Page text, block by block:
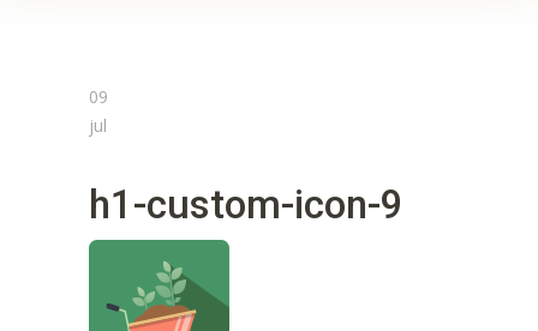
09
jul
h1-custom-icon-9